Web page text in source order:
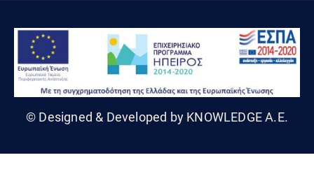
© Designed & Developed by KNOWLEDGE A.E.